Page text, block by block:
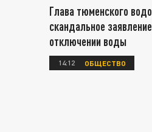
Глава тюменского
скандальное
отключении воды
14:12 ОБЩЕСТВО